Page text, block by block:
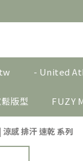
- United
版型 FUZY
感 排汗 速乾 系列